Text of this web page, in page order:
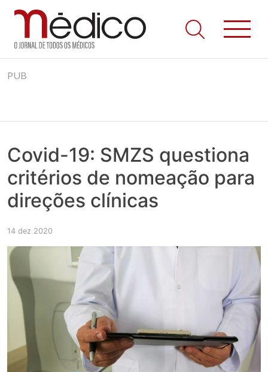
to
Jornal Médico
Médico – O Jornal de Todos os Médicos. Onde as notícias
realmente contam! Tudo o que se passa na Saúde!
PUB
Covid-19: SMZS questiona
critérios de nomeação para
direções clínicas
14 dez 2020